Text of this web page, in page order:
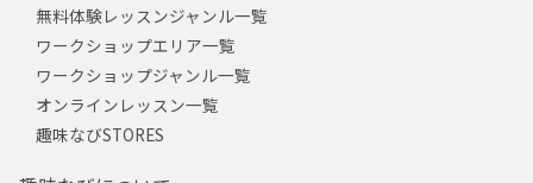
無料体験レッスンジャンル一覧
ワークショップエリア一覧
ワークショップジャンル一覧
オンラインレッスン一覧
趣味なびSTORES